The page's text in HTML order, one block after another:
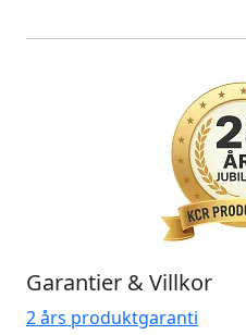
Garantier & Villkor
2 års produktgaranti